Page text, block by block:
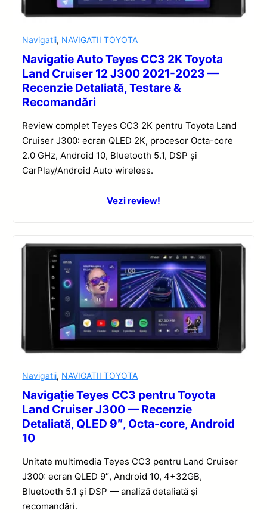
Navigatii, NAVIGATII TOYOTA
Navigatie Auto Teyes CC3 2K Toyota
Land Cruiser 12 J300 2021-2023 —
Recenzie Detaliată, Testare &
Recomandări
Review complet Teyes CC3 2K pentru Toyota Land
Cruiser J300: ecran QLED 2K, procesor Octa-core
2.0 GHz, Android 10, Bluetooth 5.1, DSP și
CarPlay/Android Auto wireless.
Vezi review!
Navigatii, NAVIGATII TOYOTA
Navigație Teyes CC3 pentru Toyota
Land Cruiser J300 — Recenzie
Detaliată, QLED 9″, Octa-core, Android
10
Unitate multimedia Teyes CC3 pentru Land Cruiser
J300: ecran QLED 9″, Android 10, 4+32GB,
Bluetooth 5.1 și DSP — analiză detaliată și
recomandări.